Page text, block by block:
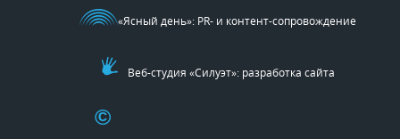
©
«Ясный день»: PR- и контент-сопровождение
Веб-студия «Силуэт»: разработка сайта